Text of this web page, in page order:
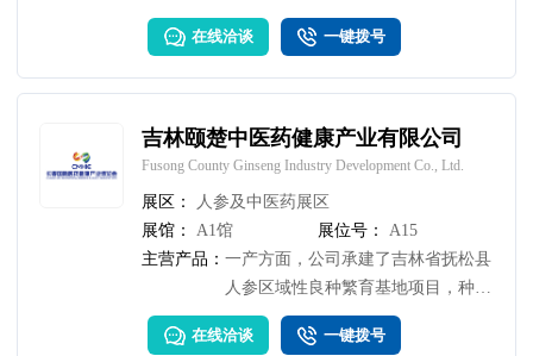
销；中草药种植；中药提取物生产；
初级农产品收购；保健食品销售.
在线洽谈 一键拨号
吉林颐楚中医药健康产业有限公司
Fusong County Ginseng Industry Development Co., Ltd.
展区：
人参及中医药展区
展馆：
A1馆 展位号：
A15
主营产品：一产方面，公司承建了吉林省抚松县
人参区域性良种繁育基地项目，种植
规模达190公顷。 在二产方面，公司
紧跟市场趋势，推出了人参闪释粉、
在线洽谈 一键拨号